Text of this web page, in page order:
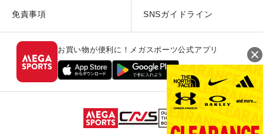
免責事項 SNSガイドライン
お買い物が便利に！メガスポーツ公式アプリ